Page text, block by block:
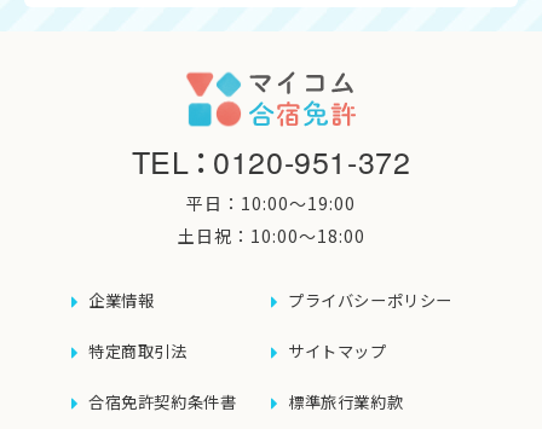
TEL：0120-951-372
平日：10:00〜19:00
土日祝：10:00〜18:00
企業情報 プライバシーポリシー
特定商取引法 サイトマップ
合宿免許契約条件書 標準旅行業約款